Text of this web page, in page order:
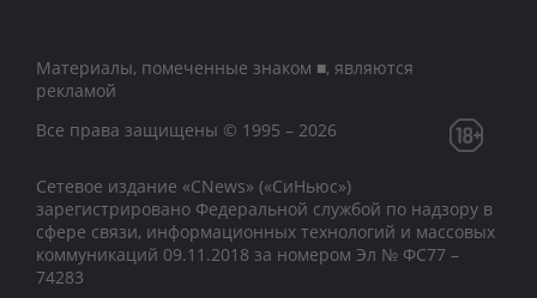
Материалы, помеченные знаком ■, являются
рекламой
Все права защищены © 1995 – 2026
Сетевое издание «CNews» («СиНьюс»)
зарегистрировано Федеральной службой по надзору в
сфере связи, информационных технологий и массовых
коммуникаций 09.11.2018 за номером Эл № ФС77 –
74283